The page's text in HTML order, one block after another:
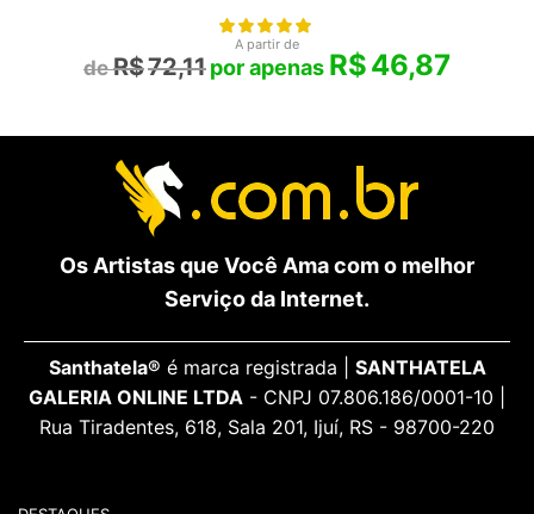
A partir de
R$72,11 R$46,87
Os Artistas que Você Ama com o melhor
Serviço da Internet.
Santhatela® é marca registrada | SANTHATELA
GALERIA ONLINE LTDA - CNPJ 07.806.186/0001-10 |
Rua Tiradentes, 618, Sala 201, Ijuí, RS - 98700-220